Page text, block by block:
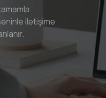
iletişime